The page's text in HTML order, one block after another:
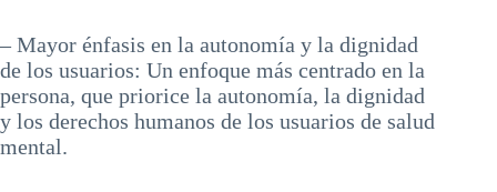
– Mayor énfasis en la autonomía y la dignidad
de los usuarios: Un enfoque más centrado en la
persona, que priorice la autonomía, la dignidad
y los derechos humanos de los usuarios de salud
mental.